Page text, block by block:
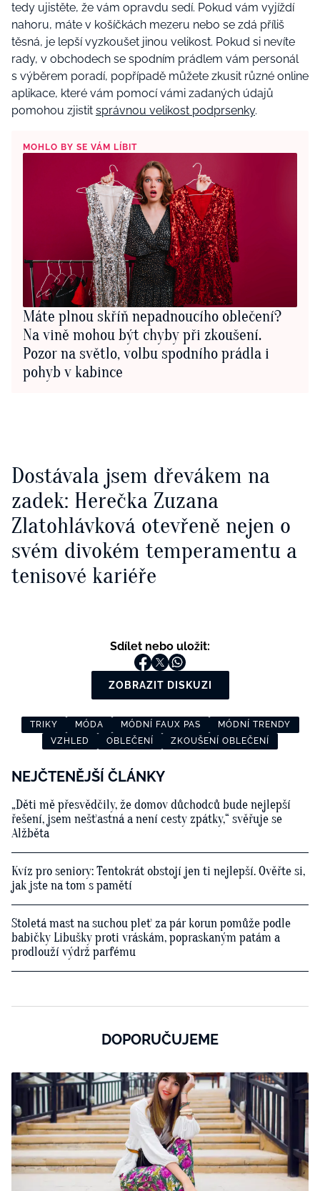
tedy ujistěte, že vám opravdu sedí. Pokud vám vyjíždí
nahoru, máte v košíčkách mezeru nebo se zdá příliš
těsná, je lepší vyzkoušet jinou velikost. Pokud si nevíte
rady, v obchodech se spodním prádlem vám personál
s výběrem poradí, popřípadě můžete zkusit různé online
aplikace, které vám pomocí vámi zadaných údajů
pomohou zjistit správnou velikost podprsenky.
MOHLO BY SE VÁM LÍBIT
Máte plnou skříň nepadnoucího oblečení?
Na vině mohou být chyby při zkoušení.
Pozor na světlo, volbu spodního prádla i
pohyb v kabince
Dostávala jsem dřevákem na
zadek: Herečka Zuzana
Zlatohlávková otevřeně nejen o
svém divokém temperamentu a
tenisové kariéře
Sdílet nebo uložit:
ZOBRAZIT DISKUZI
TRIKY MÓDA MÓDNÍ FAUX PAS
MÓDNÍ TRENDY
VZHLED
OBLEČENÍ ZKOUŠENÍ OBLEČENÍ
NEJČTENĚJŠÍ ČLÁNKY
„Děti mě přesvědčily, že domov důchodců bude nejlepší
řešení, jsem nešťastná a není cesty zpátky,“ svěřuje se
Alžběta
Kvíz pro seniory: Tentokrát obstojí jen ti nejlepší. Ověřte si,
jak jste na tom s pamětí
Stoletá mast na suchou pleť za pár korun pomůže podle
babičky Libušky proti vráskám, popraskaným patám a
prodlouží výdrž parfému
DOPORUČUJEME